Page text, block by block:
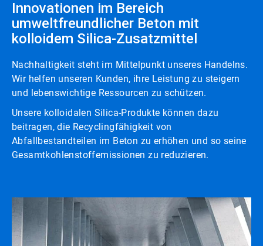
Innovationen im Bereich
umweltfreundlicher Beton mit
kolloidem Silica-Zusatzmittel
Nachhaltigkeit steht im Mittelpunkt unseres Handelns.
Wir helfen unseren Kunden, ihre Leistung zu steigern
und lebenswichtige Ressourcen zu schützen.
Unsere kolloidalen Silica-Produkte können dazu
beitragen, die Recyclingfähigkeit von
Abfallbestandteilen im Beton zu erhöhen und so seine
Gesamtkohlenstoffemissionen zu reduzieren.